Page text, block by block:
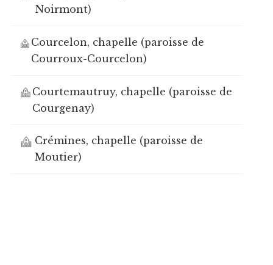
Noirmont)
Courcelon, chapelle (paroisse de
Courroux-Courcelon)
Courtemautruy, chapelle (paroisse de
Courgenay)
Crémines, chapelle (paroisse de
Moutier)